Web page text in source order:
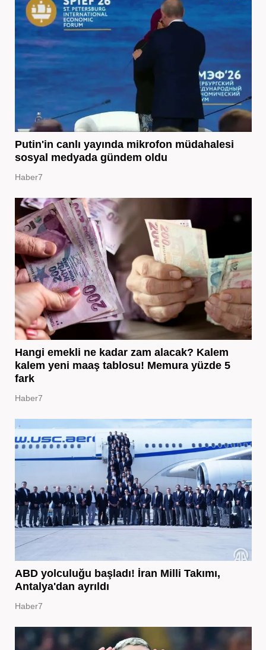
Putin'in canlı yayında mikrofon müdahalesi
sosyal medyada gündem oldu
Haber7
Hangi emekli ne kadar zam alacak? Kalem
kalem yeni maaş tablosu! Memura yüzde 5
fark
Haber7
ABD yolculuğu başladı! İran Milli Takımı,
Antalya'dan ayrıldı
Haber7